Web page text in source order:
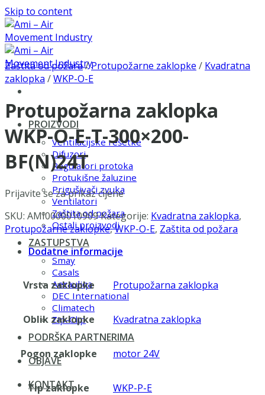
Skip to content
PROIZVODI
Ventilacijske rešetke
Difuzori
Regulatori protoka
Protukišne žaluzine
Prigušivači zvuka
Ventilatori
Zaštita od požara
Ostali proizvodi
ZASTUPSTVA
Smay
Casals
Aerauliqa
DEC International
Climatech
Zip-Clip
PODRŠKA PARTNERIMA
OBJAVE
KONTAKT
Zaštita od požara/Protupožarne zaklopke / Kvadratna
zaklopka /WKP-O-E
Protupožarna zaklopka
WKP-O-E-T-300×200-
BF(N)24T
Prijavite se za prikaz cijene
SKU: AMI0000010909Kategorije: Kvadratna zaklopka,
Protupožarne zaklopke,WKP-O-E, Zaštita od požara
Dodatne informacije
Vrsta zaklopke Protupožarna zaklopka
Oblik zaklopke Kvadratna zaklopka
Pogon zaklopke motor 24V
Tip zaklopke WKP-P-E